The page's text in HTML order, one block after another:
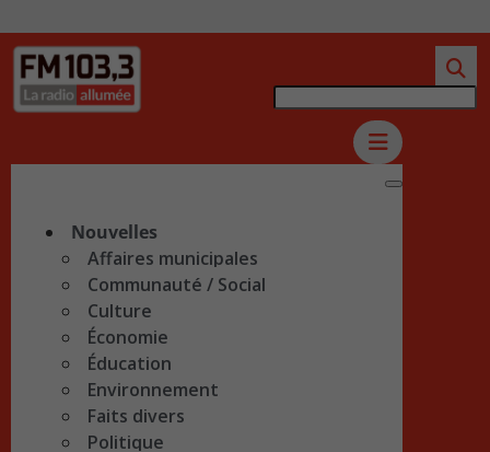
Nouvelles
Affaires municipales
Communauté / Social
Culture
Économie
Éducation
Environnement
Faits divers
Politique